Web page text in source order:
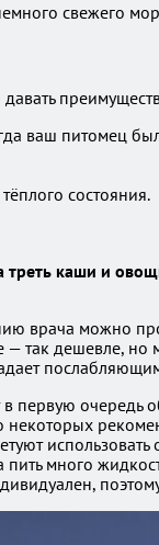
свежего
ваш питомец
состояния.
треть каши и
врача можно
дешевле, но
очередь
некоторых
много